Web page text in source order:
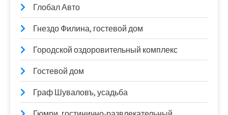
Глобал Авто
Гнездо Филина, гостевой дом
Городской оздоровительный комплекс
Гостевой дом
Граф Шуваловъ, усадьба